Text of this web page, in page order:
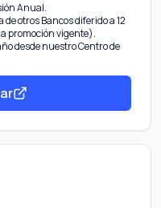
Anual.
otros Bancos diferido a 12
promoción vigente).
desde nuestro Centro de